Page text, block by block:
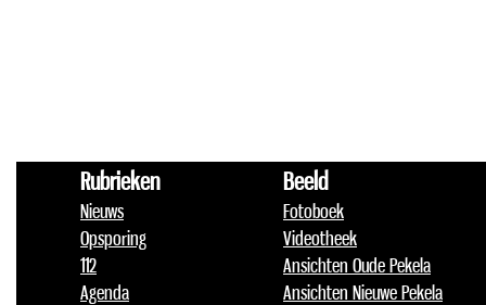
Rubrieken
Nieuws
Opsporing
112
Agenda
Beeld
Fotoboek
Videotheek
Ansichten Oude Pekela
Ansichten Nieuwe Pekela